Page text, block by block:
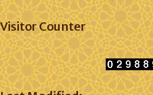
Visitor Counter